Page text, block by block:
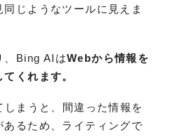
じようなツールに見えま
、Bing AIはWebから情報を
くれます。
まうと、間違った情報を
るため、ライティングで